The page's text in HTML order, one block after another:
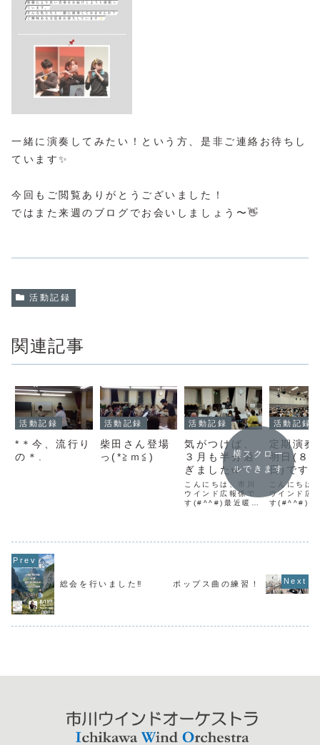
一緒に演奏してみたい！という方、是非ご連絡お待ちし
ています✨
今回もご閲覧ありがとうございました！
ではまた来週のブログでお会いしましょう〜👋
活動記録
関連記事
活動記録
*＊今、流行り
の＊.
活動記録
柴田さん登場
っ(*≧ｍ≦)
活動記録
気がつけば、
３月も半分過
ぎましたw
こんにちは、市川
ウインド広報係で
す(#^^#)最近暖か
す。朝のニュース
活動記録
定期演奏
明日(８
日)です
ᐢ )ᐟ
こんにちは
ウインド広
す(#^^#)明
な曲など、
一度はどこ
いたことが
横スクロー
ルできます
総会を行いました‼︎ ポップス曲の練習！